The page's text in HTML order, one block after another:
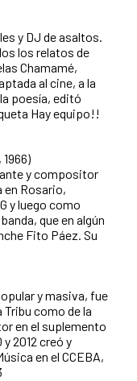
y DJ de asaltos.
los relatos de
Chamamé,
al cine, a la
poesía, editó
Hay equipo!!
y compositor
en Rosario,
y luego como
que en algún
Fito Páez. Su
y masiva, fue
como de la
en el suplemento
2012 creó y
en el CCEBA,